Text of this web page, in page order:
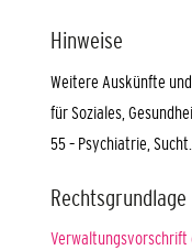
Hinweise
Weitere Auskünfte
für Soziales,
55 – Psychiatrie, Sucht.
Rechtsgrundlage
Verwaltungsvorschrift